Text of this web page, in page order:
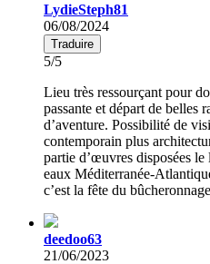
LydieSteph81
06/08/2024
Traduire
5/5
Lieu très ressourçant pour
passante et départ de belles
d’aventure. Possibilité de
contemporain plus
partie d’œuvres disposées
eaux Méditerranée-
c’est la fête du
deedoo63
21/06/2023